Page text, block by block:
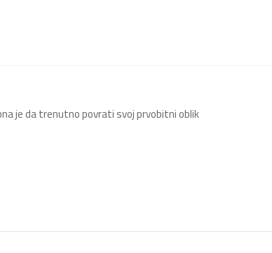
je da trenutno povrati svoj prvobitni oblik